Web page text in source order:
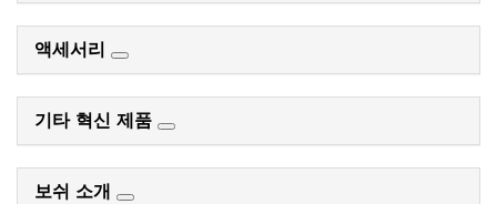
액세서리
기타 혁신 제품
보쉬 소개